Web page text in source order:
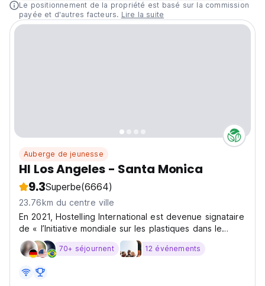
Le positionnement de la propriété est basé sur la commission
payée et d'autres facteurs. Lire la suite
Auberge de jeunesse
HI Los Angeles - Santa Monica
9.3Superbe(6664)
23.76km du centre ville
En 2021, Hostelling International est devenue signataire
de « l’Initiative mondiale sur les plastiques dans le
secteur du tourisme » dirigée par le Programme des
Nations Unies pour l'environnement (PNUE) et
collaboration...
70+ séjournent 12 événements